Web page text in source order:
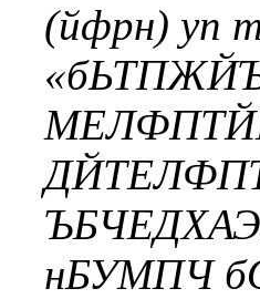
(йфрн) уп
нБУМПЧ